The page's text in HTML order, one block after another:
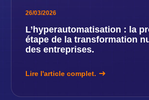
26/03/2026
L’hyperautomatisation : la
étape de la transformation
des entreprises.
Lire l'article complet.